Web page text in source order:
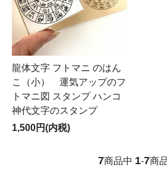
龍体文字 フトマニ のはん
こ（小） 運気アップのフ
トマニ図 スタンプ ハンコ
神代文字のスタンプ
1,500円(内税)
7商品中 1-7商